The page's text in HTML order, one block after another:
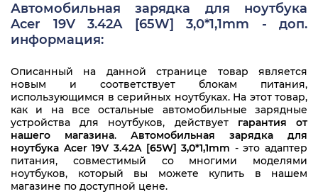
Acer P2 TMP238
Acer TravelMate P2 TMP238
Acer Chromebook 15 C910
Acer Chromebook 15 CB5-571
Автомобильная зарядка для ноутбука
Acer 19V 3.42A [65W] 3,0*1,1mm - доп.
информация:
Описанный на данной странице товар является
новым и соответствует блокам питания,
использующимся в серийных ноутбуках. На этот товар,
как и на все остальные автомобильные зарядные
устройства для ноутбуков, действует гарантия от
нашего магазина. Автомобильная зарядка для
ноутбука Acer 19V 3.42A [65W] 3,0*1,1mm - это адаптер
питания, совместимый со многими моделями
ноутбуков, который вы можете купить в нашем
магазине по доступной цене.